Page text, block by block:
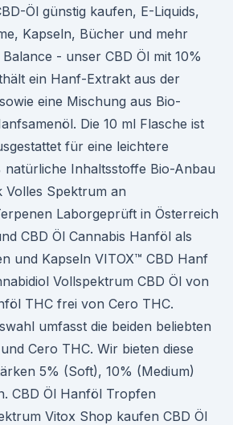
Öl günstig kaufen, E-Liquids,
Kapseln, Bücher und mehr
- unser CBD Öl mit 10%
ein Hanf-Extrakt aus der
eine Mischung aus Bio-
Die 10 ml Flasche ist
für eine leichtere
natürliche Inhaltsstoffe Bio-Anbau
Volles Spektrum an
Laborgeprüft in Österreich
CBD Öl Cannabis Hanföl als
und Kapseln VITOX™ CBD Hanf
Vollspektrum CBD Öl von
THC frei von Cero THC.
umfasst die beiden beliebten
Cero THC. Wir bieten diese
5% (Soft), 10% (Medium)
CBD Öl Hanföl Tropfen
Vitox Shop kaufen CBD Öl